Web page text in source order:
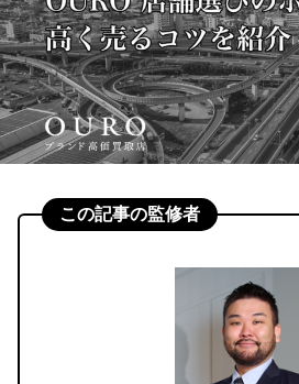
この記事の監修者